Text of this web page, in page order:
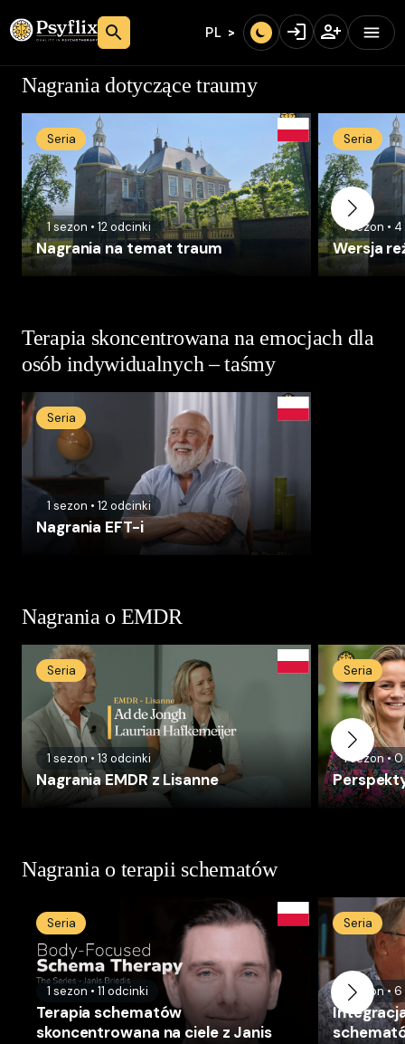
PL
Nagrania dotyczące traumy
Seria
1 sezon • 12odcinki
Nagrania na temat traum
Seria
1sezon • 4
Wersja
Terapia skoncentrowana na emocjach dla
osób indywidualnych – taśmy
Seria
1 sezon • 12odcinki
Nagrania EFT-i
Nagrania o EMDR
Seria
1 sezon• 13 odcinki
Nagrania EMDR z Lisanne
Seria
1sezon•0
Nagrania o terapii schematów
Seria
1 sezon • 11 odcinki
Terapia schematów
skoncentrowana na ciele z Janis
Seria
sezon•6